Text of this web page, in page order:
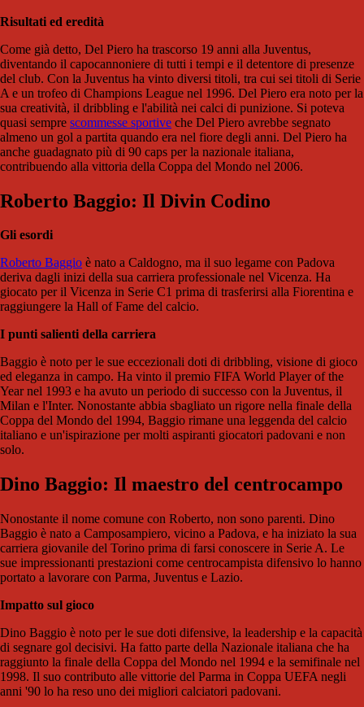
Risultati ed eredità
Come già detto, Del Piero ha trascorso 19 anni alla Juventus,
diventando il capocannoniere di tutti i tempi e il detentore di presenze
del club. Con la Juventus ha vinto diversi titoli, tra cui sei titoli di Serie
A e un trofeo di Champions League nel 1996. Del Piero era noto per la
sua creatività, il dribbling e l'abilità nei calci di punizione. Si poteva
quasi sempre scommesse sportive che Del Piero avrebbe segnato
almeno un gol a partita quando era nel fiore degli anni. Del Piero ha
anche guadagnato più di 90 caps per la nazionale italiana,
contribuendo alla vittoria della Coppa del Mondo nel 2006.
Roberto Baggio: Il Divin Codino
Gli esordi
Roberto Baggio è nato a Caldogno, ma il suo legame con Padova
deriva dagli inizi della sua carriera professionale nel Vicenza. Ha
giocato per il Vicenza in Serie C1 prima di trasferirsi alla Fiorentina e
raggiungere la Hall of Fame del calcio.
I punti salienti della carriera
Baggio è noto per le sue eccezionali doti di dribbling, visione di gioco
ed eleganza in campo. Ha vinto il premio FIFA World Player of the
Year nel 1993 e ha avuto un periodo di successo con la Juventus, il
Milan e l'Inter. Nonostante abbia sbagliato un rigore nella finale della
Coppa del Mondo del 1994, Baggio rimane una leggenda del calcio
italiano e un'ispirazione per molti aspiranti giocatori padovani e non
solo.
Dino Baggio: Il maestro del centrocampo
Nonostante il nome comune con Roberto, non sono parenti. Dino
Baggio è nato a Camposampiero, vicino a Padova, e ha iniziato la sua
carriera giovanile del Torino prima di farsi conoscere in Serie A. Le
sue impressionanti prestazioni come centrocampista difensivo lo hanno
portato a lavorare con Parma, Juventus e Lazio.
Impatto sul gioco
Dino Baggio è noto per le sue doti difensive, la leadership e la capacità
di segnare gol decisivi. Ha fatto parte della Nazionale italiana che ha
raggiunto la finale della Coppa del Mondo nel 1994 e la semifinale nel
1998. Il suo contributo alle vittorie del Parma in Coppa UEFA negli
anni '90 lo ha reso uno dei migliori calciatori padovani.